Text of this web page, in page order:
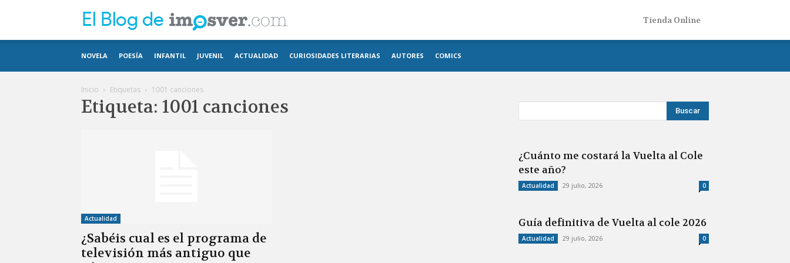
imosver
Tienda Online
NOVELA POESÍA INFANTIL JUVENIL ACTUALIDAD CURIOSIDADES LITERARIAS AUTORES COMICS
Inicio Etiquetas 1001 canciones
Etiqueta: 1001 canciones
Actualidad
¿Sabéis cual es el programa de
televisión más antiguo que
¿Cuánto me costará la Vuelta al Cole
este año?
Actualidad 29 julio, 2026 0
Guía definitiva de Vuelta al cole 2026
Actualidad 29 julio, 2026 0